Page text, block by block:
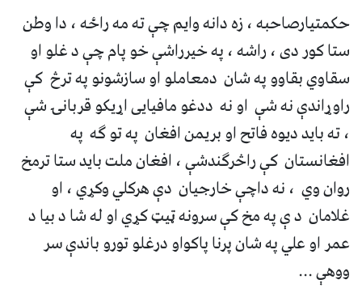
حکمتیارصاحبه ، زه دانه وایم چې ته مه راځه ، دا وطن
ستا کور دی ، راشه ، په خیرراشې خو پام چې د غلو او
سقاوي بقاوو په شان دمعاملو او سازشونو په ترڅ کې
راوړاندې نه شې او نه ددغو مافیایی اړیکو قربانۍ شې
، ته باید دیوه فاتح او بریمن افغان په تو ګه په
افغانستان کې راڅرګندشې ، افغان ملت باید ستا ترمخ
روان وي ، نه داچې خارجیان دې هرکلي وکړي ، او
غلامان د ې په مخ کې سرونه ټیټ کړي او له شا د بیا د
عمر او علي په شان پرنا پاکواو درغلو تورو باندې سر
ووهې ...